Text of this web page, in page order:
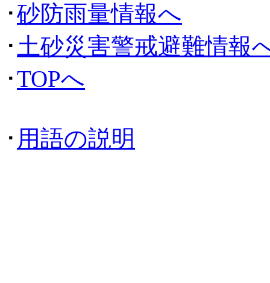
･砂防雨量情報へ
･ 土砂災害警戒避難情報
･TOPへ
･ 用語の説明